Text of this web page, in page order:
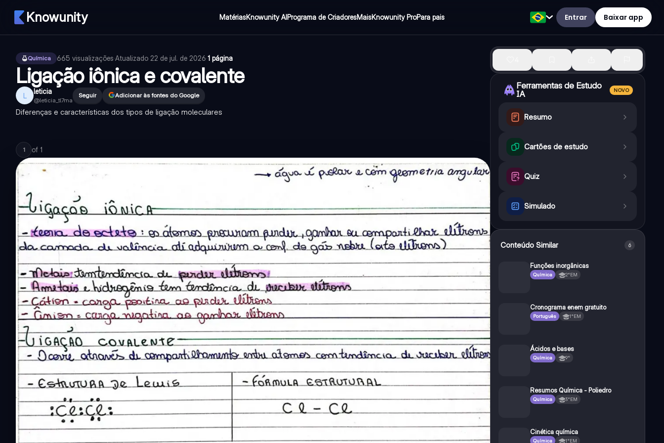
Knowunity MatériasKnowunity AIPrograma de CriadoresMaisKnowunity ProPara pais Entrar Baixar app
Química 665 visualizações·Atualizado 22 de jul. de 2026·1 página
Ligação iônica e covalente
L leticia
@leticia_tl7ma
Seguir Adicionar às fontes do Google
Diferenças e características dos tipos de ligação moleculares
1 of 1
Ferramentas de Estudo
IA
NOVO
Resumo
Cartões de estudo
Quiz
Simulado
Conteúdo Similar 6
Funções inorgânicas
Química 2°EM
Cronograma enem gratuito
Português 1°EM
Ácidos e bases
Química 9°
Resumos Química - Poliedro
Química 3°EM
Cinética química
Química 1°EM